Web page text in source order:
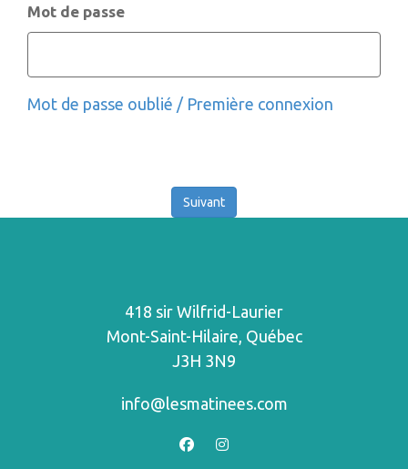
Mot de passe
Mot de passe oublié / Première connexion
418 sir Wilfrid-Laurier
Mont-Saint-Hilaire, Québec
J3H 3N9
info@lesmatinees.com
facebookinstagram